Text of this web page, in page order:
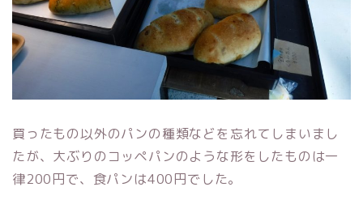
買ったもの以外のパンの種類などを忘れてしまいまし
たが、大ぶりのコッペパンのような形をしたものは一
律200円で、食パンは400円でした。